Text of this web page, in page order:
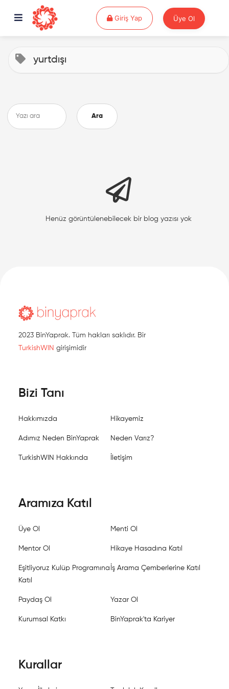
Giriş YapGiriş Yap Üye Ol
yurtdışı
Ara
Henüz görüntülenebilecek bir blog yazısı yok
2023 BinYaprak. Tüm hakları saklıdır. Bir
TurkishWIN girişimidir
Bizi Tanı
Hakkımızda Hikayemiz
Adımız Neden BinYaprak Neden Varız?
TurkishWIN Hakkında İletişim
Aramıza Katıl
Üye Ol Menti Ol
Mentor Ol Hikaye Hasadına Katıl
Eşitliyoruz Kulüp Programına
Katıl
İş Arama Çemberlerine Katıl
Paydaş Ol Yazar Ol
Kurumsal Katkı BinYaprak'ta Kariyer
Kurallar